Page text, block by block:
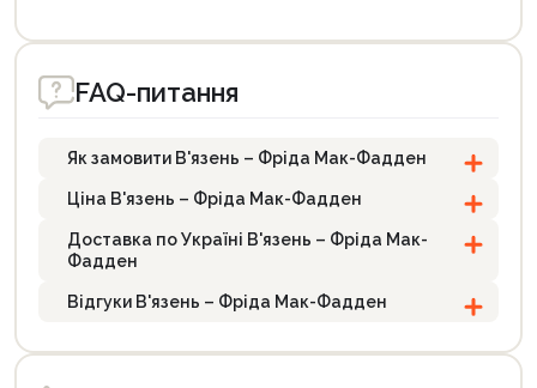
FAQ-питання
Як замовити В'язень – Фріда Мак-Фадден
Ціна В'язень – Фріда Мак-Фадден
Доставка по Україні В'язень – Фріда Мак-
Фадден
Відгуки В'язень – Фріда Мак-Фадден